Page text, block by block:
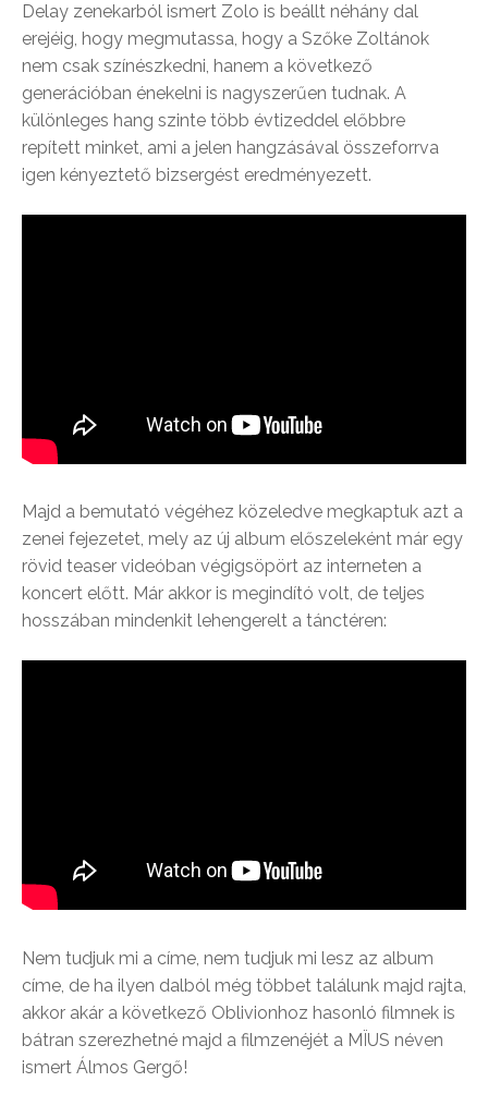
Delay zenekarból ismert Zolo is beállt néhány dal
erejéig, hogy megmutassa, hogy a Szőke Zoltánok
nem csak színészkedni, hanem a következő
generációban énekelni is nagyszerűen tudnak. A
különleges hang szinte több évtizeddel előbbre
repített minket, ami a jelen hangzásával összeforrva
igen kényeztető bizsergést eredményezett.
Majd a bemutató végéhez közeledve megkaptuk azt a
zenei fejezetet, mely az új album előszeleként már egy
rövid teaser videóban végigsöpört az interneten a
koncert előtt. Már akkor is megindító volt, de teljes
hosszában mindenkit lehengerelt a tánctéren:
Nem tudjuk mi a címe, nem tudjuk mi lesz az album
címe, de ha ilyen dalból még többet találunk majd rajta,
akkor akár a következő Oblivionhoz hasonló filmnek is
bátran szerezhetné majd a filmzenéjét a MÏUS néven
ismert Álmos Gergő!